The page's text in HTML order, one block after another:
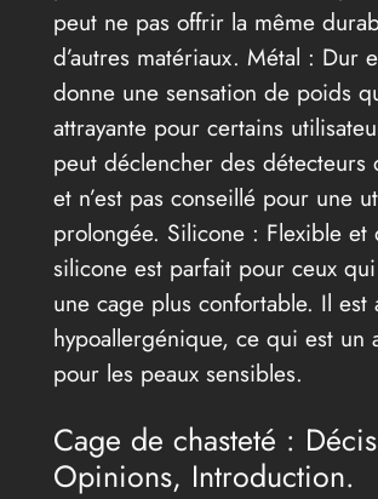
peut ne pas offrir la même
d’autres matériaux. Métal : Dur
donne une sensation de poids
attrayante pour certains
peut déclencher des détecteurs
et n’est pas conseillé pour une
prolongée. Silicone : Flexible et
silicone est parfait pour ceux
une cage plus confortable. Il est
hypoallergénique, ce qui est un
pour les peaux sensibles.
Cage de chasteté :
Opinions, Introduction.